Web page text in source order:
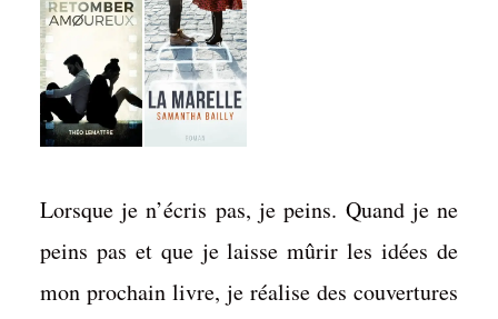
Lorsque je n’écris pas, je peins. Quand je ne
peins pas et que je laisse mûrir les idées de
mon prochain livre, je réalise des couvertures